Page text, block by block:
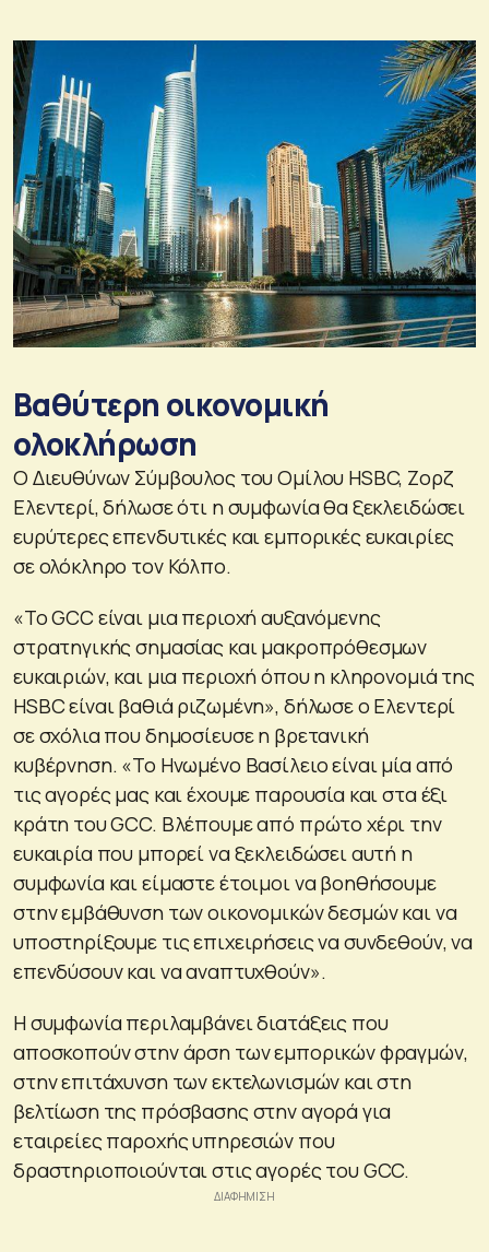
Βαθύτερη οικονομική
ολοκλήρωση
Ο Διευθύνων Σύμβουλος του Ομίλου HSBC, Ζορζ
Ελεντερί, δήλωσε ότι η συμφωνία θα ξεκλειδώσει
ευρύτερες επενδυτικές και εμπορικές ευκαιρίες
σε ολόκληρο τον Κόλπο.
«Το GCC είναι μια περιοχή αυξανόμενης
στρατηγικής σημασίας και μακροπρόθεσμων
ευκαιριών, και μια περιοχή όπου η κληρονομιά της
HSBC είναι βαθιά ριζωμένη», δήλωσε ο Ελεντερί
σε σχόλια που δημοσίευσε η βρετανική
κυβέρνηση. «Το Ηνωμένο Βασίλειο είναι μία από
τις αγορές μας και έχουμε παρουσία και στα έξι
κράτη του GCC. Βλέπουμε από πρώτο χέρι την
ευκαιρία που μπορεί να ξεκλειδώσει αυτή η
συμφωνία και είμαστε έτοιμοι να βοηθήσουμε
στην εμβάθυνση των οικονομικών δεσμών και να
υποστηρίξουμε τις επιχειρήσεις να συνδεθούν, να
επενδύσουν και να αναπτυχθούν».
Η συμφωνία περιλαμβάνει διατάξεις που
αποσκοπούν στην άρση των εμπορικών φραγμών,
στην επιτάχυνση των εκτελωνισμών και στη
βελτίωση της πρόσβασης στην αγορά για
εταιρείες παροχής υπηρεσιών που
δραστηριοποιούνται στις αγορές του GCC.